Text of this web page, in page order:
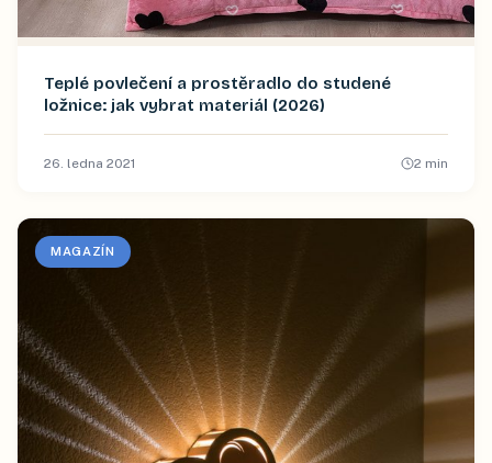
Teplé povlečení a prostěradlo do studené
ložnice: jak vybrat materiál (2026)
26. ledna 2021 2 min
MAGAZÍN